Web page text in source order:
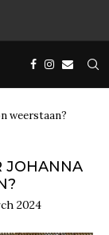
weerstaan?
JOHANNA
2024